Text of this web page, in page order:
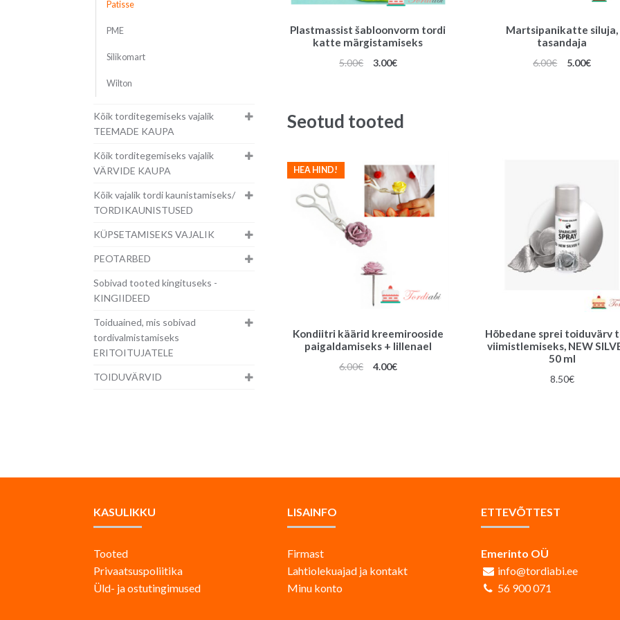
Plastmassist šabloonvorm tordi
katte märgistamiseks
5.00€
Algne
3.00€Praegune
Martsipanikatte siluja,
tasandaja
6.00€
Algne
5.00€
Seotud tooted
Kondiitri käärid kreemirooside
paigaldamiseks + lillenael
HEA HIND!
6.00€
Algne
4.00€Praegune
Hõbedane sprei toiduvärv
viimistlemiseks, NEW
50 ml
8.50€
Patisse
PME
Silikomart
Wilton
Kõik torditegemiseks vajalik
TEEMADE KAUPA
Kõik torditegemiseks vajalik
VÄRVIDE KAUPA
Kõik vajalik tordi kaunistamiseks/
TORDIKAUNISTUSED
KÜPSETAMISEKS VAJALIK
PEOTARBED
Sobivad tooted kingituseks -
KINGIIDEED
Toiduained, mis sobivad
tordivalmistamiseks
ERITOITUJATELE
TOIDUVÄRVID
KASULIKKU
Tooted
Privaatsuspoliitika
Üld- ja ostutingimused
LISAINFO
Firmast
Lahtiolekuajad ja kontakt
Minu konto
ETTEVÕTTEST
Emerinto OÜ
info@tordiabi.ee
56 900 071